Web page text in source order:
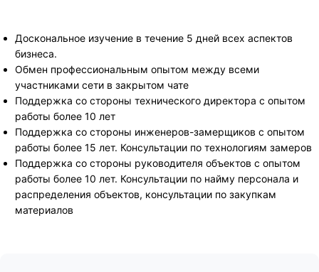
Доскональное изучение в течение 5 дней всех аспектов
бизнеса.
Обмен профессиональным опытом между всеми
участниками сети в закрытом чате
Поддержка со стороны технического директора с опытом
работы более 10 лет
Поддержка со стороны инженеров-замерщиков с опытом
работы более 15 лет. Консультации по технологиям замеров
Поддержка со стороны руководителя объектов с опытом
работы более 10 лет. Консультации по найму персонала и
распределения объектов, консультации по закупкам
материалов